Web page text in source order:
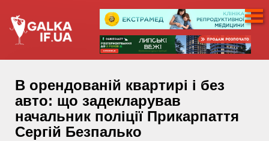
В орендованій квартирі і без
авто: що задекларував
начальник поліції Прикарпаття
Сергій Безпалько